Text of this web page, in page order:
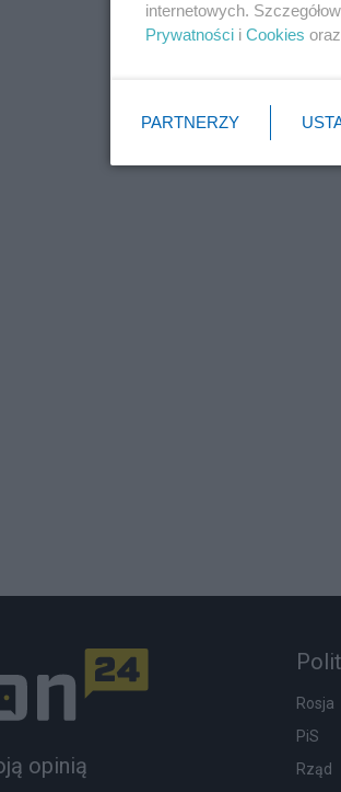
opinią
Rosja
PiS
Rząd
internetowych.
Prywatności i Cookies
PARTNERZY